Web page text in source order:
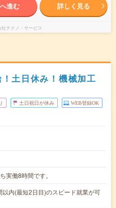
進む 詳しく見る
社テクノ・サービス
土日休み！機械加工
土日祝日が休み WEB登録OK
実働8時間です。
内(最短2日目)のスピード就業が可